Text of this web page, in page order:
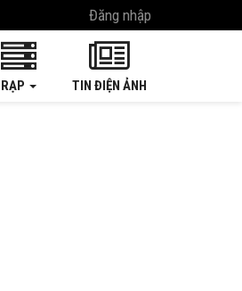
Đăng nhập
RẠP TIN ĐIỆN ẢNH